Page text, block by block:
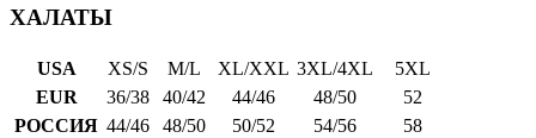
ХАЛАТЫ
USA XS/S M/L XL/XXL 3XL/4XL
5XL
EUR
36/38 40/42 44/46 48/50
52
РОССИЯ 44/46 48/50 50/52 54/56
58